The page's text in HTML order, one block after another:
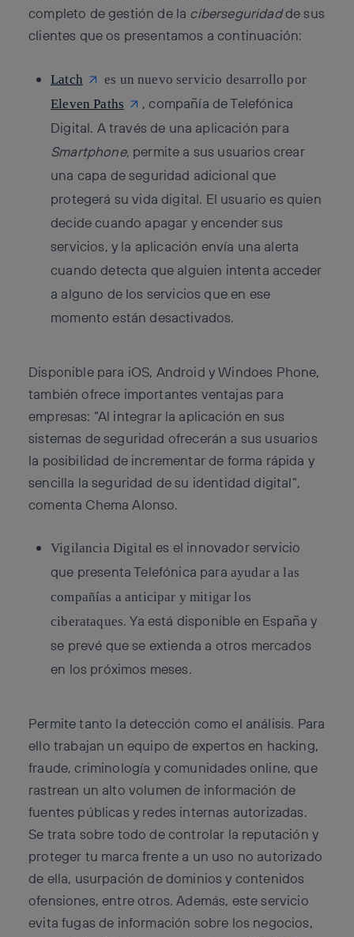
completo de gestión de la ciberseguridadde sus
clientes que os presentamos a continuación:
Latch
es un nuevo servicio desarrollo por
Eleven Paths
, compañía de Telefónica
Digital. A través de una aplicación para
Smartphone, permite a sus usuarios crear
una capa de seguridad adicional que
protegerá su vida digital. El usuario es quien
decide cuando apagar y encender sus
servicios, y la aplicación envía una alerta
cuando detecta que alguien intenta acceder
a alguno de los servicios que en ese
momento están desactivados.
Disponible para iOS, Android y Windoes Phone,
también ofrece importantes ventajas para
empresas: “Al integrar la aplicación en sus
sistemas de seguridad ofrecerán a sus usuarios
la posibilidad de incrementar de forma rápida y
sencilla la seguridad de su identidad digital”,
comenta Chema Alonso.
Vigilancia Digital es el innovador servicio
que presenta Telefónica para ayudar a las
compañías a anticipar y mitigar los
ciberataques. Ya está disponible en España y
se prevé que se extienda a otros mercados
en los próximos meses.
Permite tanto la detección como el análisis. Para
ello trabajan un equipo de expertos en hacking,
fraude, criminología y comunidades online, que
rastrean un alto volumen de información de
fuentes públicas y redes internas autorizadas.
Se trata sobre todo de controlar la reputación y
proteger tu marca frente a un uso no autorizado
de ella, usurpación de dominios y contenidos
ofensiones, entre otros. Además, este servicio
evita fugas de información sobre los negocios,